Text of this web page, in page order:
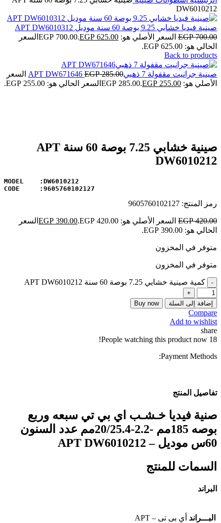
DW6010212
صينية فيديا خشابي 9.25 بوصة 60 سنة موديل APT DW6010312
EGP700.00 السعر الأصلي هو: EGP 700.00. EGP 625.00
السعر
الحالي هو: EGP 625.00.
Back to products
صينية جرانيت مقفولة 7 ذهبيAPT DW671646 EGP285.00
السعر
الأصلي هو: EGP 285.00.
EGP 255.00
السعر الحالي هو: EGP 255.00.
صينية خشابي 7.25 بوصة 60 سنة APT
DW6010212
CODE     :9605760102127
رمز المنتج: 9605760102127
EGP420.00 السعر الأصلي هو: EGP 420.00. EGP 390.00
السعر
الحالي هو: EGP 390.00.
متوفر في المخزون
متوفر في المخزون
كمية صينية خشابي 7.25 بوصة 60 سنة APT DW6010212
إضافة إلى السلة Buy now
Compare
Add to wishlist
share
18
People watching this product now!
Payment Methods:
تفاصيل المنتج
صنية فيديا خـشـب اي بي تي سبعه وربع
بوصه 185مم -2.2-20/25.4مم عدد السنون
60س موديل – APT DW6010212
السمات للمنتج
البراند
البـــراند أي بى تى – APT